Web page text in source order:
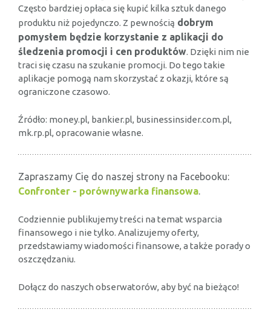
Często bardziej opłaca się kupić kilka sztuk danego
produktu niż pojedynczo. Z pewnością dobrym
pomysłem będzie korzystanie z aplikacji do
śledzenia promocji i cen produktów. Dzięki nim nie
traci się czasu na szukanie promocji. Do tego takie
aplikacje pomogą nam skorzystać z okazji, które są
ograniczone czasowo.
Źródło: money.pl, bankier.pl, businessinsider.com.pl,
mk.rp.pl, opracowanie własne.
Zapraszamy Cię do naszej strony na Facebooku:
Confronter - porównywarka finansowa.
Codziennie publikujemy treści na temat wsparcia
finansowego i nie tylko. Analizujemy oferty,
przedstawiamy wiadomości finansowe, a także porady o
oszczędzaniu.
Dołącz do naszych obserwatorów, aby być na bieżąco!